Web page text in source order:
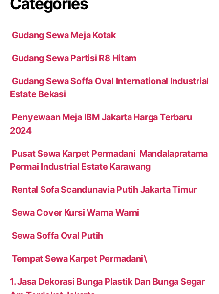
Gudang Sewa Meja Kotak
Gudang Sewa Partisi R8 Hitam
Gudang Sewa Soffa Oval International Industrial
Estate Bekasi
Penyewaan Meja IBM Jakarta Harga Terbaru
2024
Pusat Sewa Karpet Permadani Mandalapratama
Permai Industrial Estate Karawang
Rental Sofa Scandunavia Putih Jakarta Timur
Sewa Cover Kursi Warna Warni
Sewa Soffa Oval Putih
Tempat Sewa Karpet Permadani\
1. Jasa Dekorasi Bunga Plastik Dan Bunga Segar